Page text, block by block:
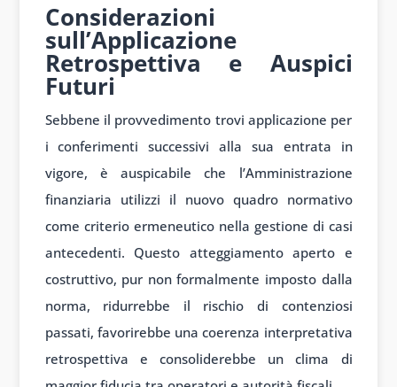
Considerazioni
sull’Applicazione
Retrospettiva e Auspici
Futuri
Sebbene il provvedimento trovi applicazione per
i conferimenti successivi alla sua entrata in
vigore, è auspicabile che l’Amministrazione
finanziaria utilizzi il nuovo quadro normativo
come criterio ermeneutico nella gestione di casi
antecedenti. Questo atteggiamento aperto e
costruttivo, pur non formalmente imposto dalla
norma, ridurrebbe il rischio di contenziosi
passati, favorirebbe una coerenza interpretativa
retrospettiva e consoliderebbe un clima di